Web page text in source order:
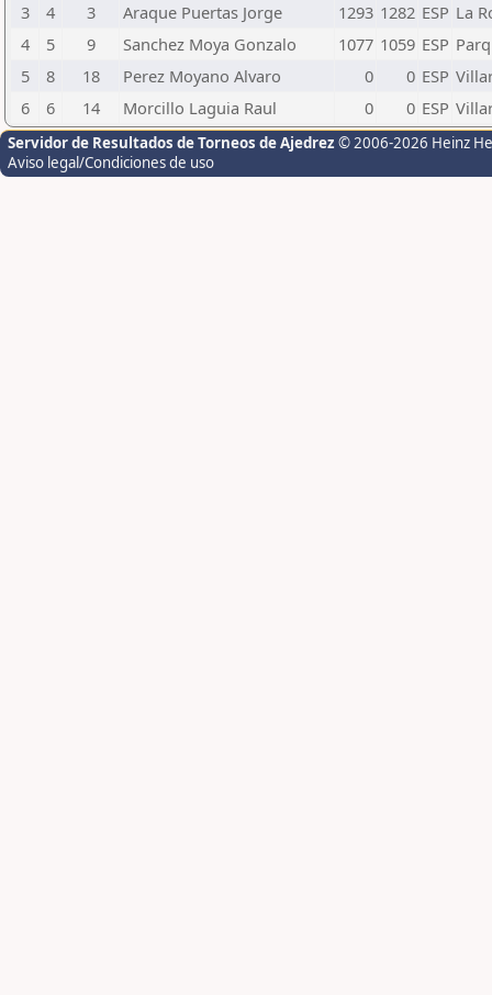
3
4 3 Araque Puertas Jorge 1293 1282 ESP La
4
5 9 Sanchez Moya Gonzalo 1077 1059 ESP
5
8 18 Perez Moyano Alvaro 0 0 ESP
6
6 14 Morcillo Laguia Raul 0 0 ESP
Servidor de Resultados de Torneos de Ajedrez © 2006-2026 Heinz
Aviso legal/Condiciones de uso